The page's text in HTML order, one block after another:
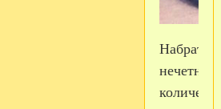
Набрать
нечетное